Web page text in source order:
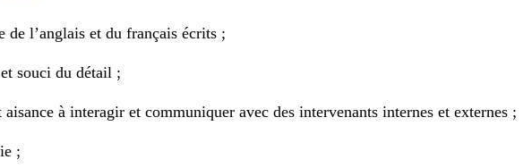
l’anglais et du français écrits ;
souci du détail ;
à interagir et communiquer avec des intervenants internes et externes ;
;